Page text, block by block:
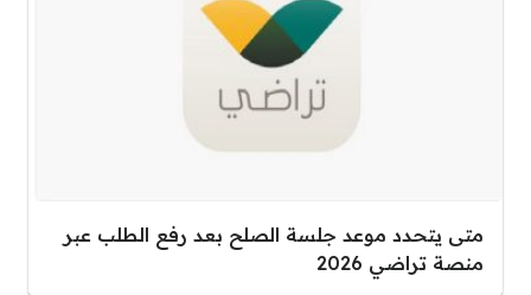
متى يتحدد موعد جلسة الصلح بعد رفع الطلب عبر
منصة تراضي 2026